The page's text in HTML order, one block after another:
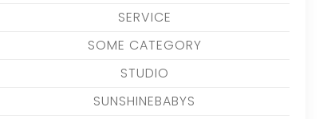
SERVICE
SOME CATEGORY
STUDIO
SUNSHINEBABYS